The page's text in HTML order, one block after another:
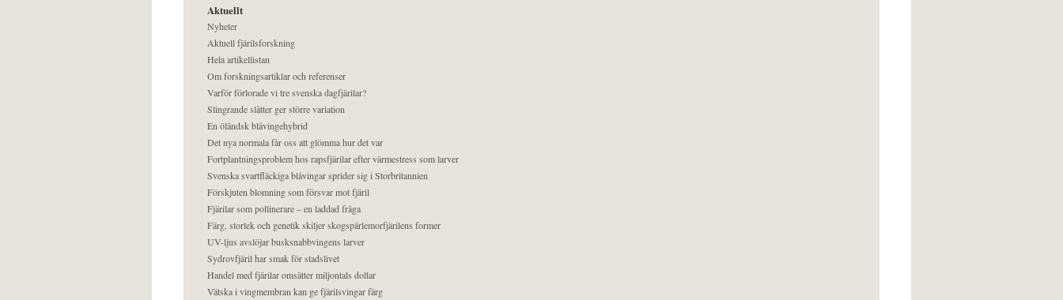
Aktuellt
Nyheter
Aktuell fjärilsforskning
Hela artikellistan
Om forskningsartiklar och referenser
Varför förlorade vi tre svenska dagfjärilar?
Slingrande slåtter ger större variation
En öländsk blåvingehybrid
Det nya normala får oss att glömma hur det var
Fortplantningsproblem hos rapsfjärilar efter värmestress som larver
Svenska svartfläckiga blåvingar sprider sig i Storbritannien
Förskjuten blomning som försvar mot fjäril
Fjärilar som pollinerare – en laddad fråga
Färg, storlek och genetik skiljer skogspärlemorfjärilens former
UV-ljus avslöjar busksnabbvingens larver
Sydrovfjäril har smak för stadslivet
Handel med fjärilar omsätter miljontals dollar
Vätska i vingmembran kan ge fjärilsvingar färg